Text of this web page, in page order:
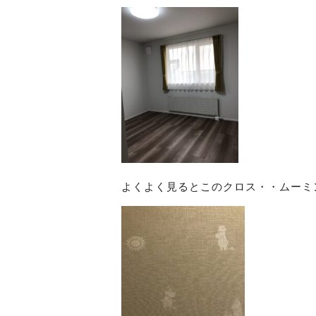
よくよく見るとこのクロス・・ムー